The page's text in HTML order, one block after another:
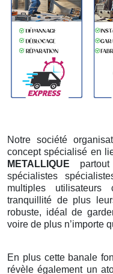
Notre société
concept spécialisé en
METALLIQUE
spécialistes
multiples utilisateurs
tranquillité de plus
robuste, idéal de
voire de plus n’importe
En plus cette banale
révèle également un